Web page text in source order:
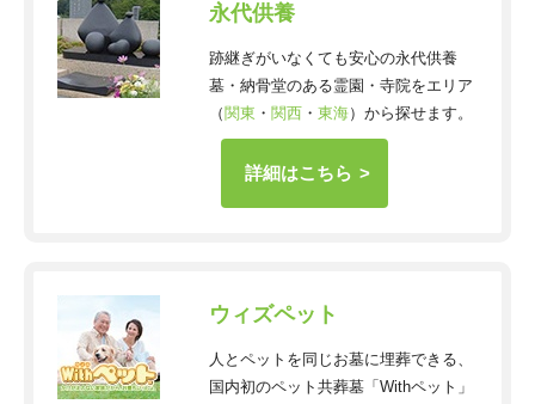
永代供養
跡継ぎがいなくても安心の永代供養
墓・納骨堂のある霊園・寺院をエリア
（ 関東 ・ 関西・ 東海）から探せます。
詳細はこちら
ウィズペット
人とペットを同じお墓に埋葬できる、
国内初のペット共葬墓「Withペット」